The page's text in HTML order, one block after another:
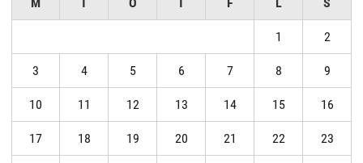
1 2
3 4 5 6 7 8 9
10 11 12 13 14 15 16
17 18 19 20 21 22 23